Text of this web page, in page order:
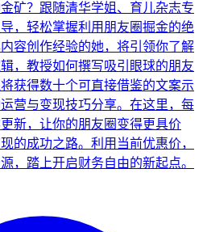
矿？跟随清华学姐、育儿杂志专
，轻松掌握利用朋友圈掘金的绝
容创作经验的她，将引领你了解
，教授如何撰写吸引眼球的朋友
获得数十个可直接借鉴的文案示
营与变现技巧分享。在这里，每
新，让你的朋友圈变得更具价
的成功之路。利用当前优惠价，
，踏上开启财务自由的新起点。